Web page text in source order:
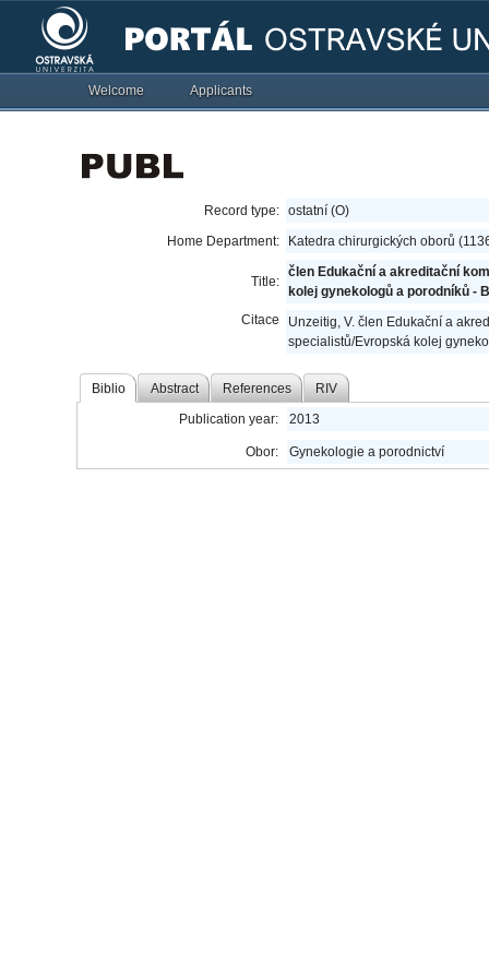
Welcome Applicants
Record type: ostatní (O)
Home Department:
Katedra chirurgických oborů
Title:
člen Edukační a akreditační
kolej gynekologů a porodníků -
Citace
Unzeitig, V. člen Edukační a
specialistů/Evropská kolej
Biblio Abstract References RIV
Publication year: 2013
Obor: Gynekologie a porodnictví